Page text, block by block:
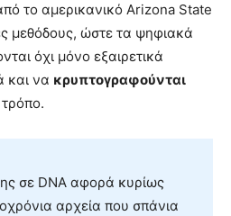
το αμερικανικό Arizona State
μεθόδους, ώστε τα ψηφιακά
όχι μόνο εξαιρετικά
και να κρυπτογραφούνται
σε DNA αφορά κυρίως
αρχεία που σπάνια